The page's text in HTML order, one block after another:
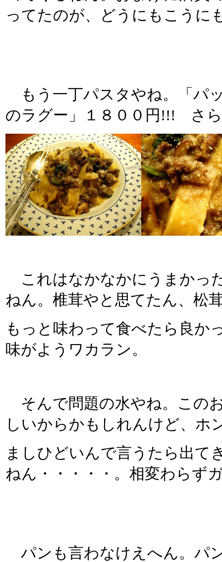
ってたのが、どうにもこうに
もう一丁パスタやね。「
のラグー」１８００円!!! さ
これはなかなかにうまかっ
ねん。椎茸やと思てたん、松
もっと味わって食べたら良
味がようワカラン。
そんで問題の水やね。この
しいからかもしれんけど、ホ
ましひどいんで言うたら出て
ねん・・・・・。相変わらず
パンも言わなけえへん。パ